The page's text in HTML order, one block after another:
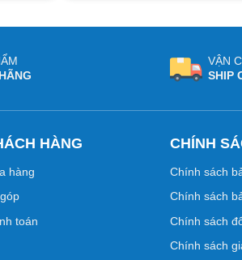
VẬN
SHIP
HÀNG
hàng
toán
CHÍNH
Chính sách
Chính sách
Chính sách
Chính sách